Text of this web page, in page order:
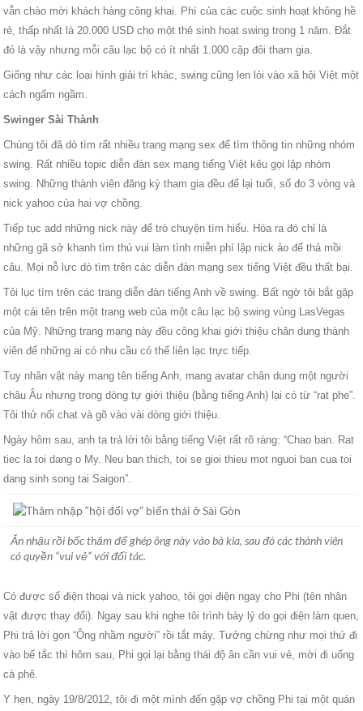
vẫn chào mời khách hàng công khai. Phí của các cuộc sinh hoạt không hề
rẻ, thấp nhất là 20.000 USD cho một thẻ sinh hoạt swing trong 1 năm. Đắt
đỏ là vậy nhưng mỗi câu lạc bộ có ít nhất 1.000 cặp đôi tham gia.
Giống như các loại hình giải trí khác, swing cũng len lỏi vào xã hội Việt một
cách ngấm ngầm.
Swinger Sài Thành
Chúng tôi đã dò tìm rất nhiều trang mạng sex để tìm thông tin những nhóm
swing. Rất nhiều topic diễn đàn sex mạng tiếng Việt kêu gọi lập nhóm
swing. Những thành viên đăng ký tham gia đều để lại tuổi, số đo 3 vòng và
nick yahoo của hai vợ chồng.
Tiếp tục add những nick này để trò chuyện tìm hiểu. Hóa ra đó chỉ là
những gã sở khanh tìm thú vui làm tình miễn phí lập nick ảo để thả mồi
câu. Mọi nỗ lực dò tìm trên các diễn đàn mạng sex tiếng Việt đều thất bại.
Tôi lục tìm trên các trang diễn đàn tiếng Anh về swing. Bất ngờ tôi bắt gặp
một cái tên trên một trang web của một câu lạc bộ swing vùng LasVegas
của Mỹ. Những trang mạng này đều công khai giới thiệu chân dung thành
viên để những ai có nhu cầu có thể liên lạc trực tiếp.
Tuy nhân vật này mang tên tiếng Anh, mang avatar chân dung một người
châu Âu nhưng trong dòng tự giới thiệu (bằng tiếng Anh) lại có từ “rat phe”.
Tôi thử nối chat và gõ vào vài dòng giới thiệu.
Ngày hôm sau, anh ta trả lời tôi bằng tiếng Việt rất rõ ràng: “Chao ban. Rat
tiec la toi dang o My. Neu ban thich, toi se gioi thieu mot nguoi ban cua toi
dang sinh song tai Saigon”.
Ăn nhậu rồi bốc thăm để ghép ông này vào bà kia, sau đó các thành viên
có quyền “vui vẻ” với đối tác.
Có được số điện thoại và nick yahoo, tôi gọi điện ngay cho Phi (tên nhân
vật được thay đổi). Ngay sau khi nghe tôi trình bày lý do gọi điện làm quen,
Phi trả lời gọn “Ông nhầm người” rồi tắt máy. Tưởng chừng như mọi thứ đi
vào bế tắc thì hôm sau, Phi gọi lại bằng thái độ ân cần vui vẻ, mời đi uống
cà phê.
Y hẹn, ngày 19/8/2012, tôi đi một mình đến gặp vợ chồng Phi tại một quán